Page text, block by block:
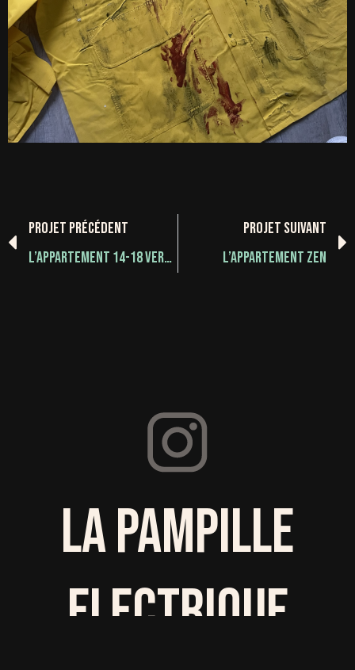
Précédent
PROJET PRÉCÉDENT
L’APPARTEMENT 14-18 VERDUN
PROJET SUIVANT
L’APPARTEMENT ZEN
LA PAMPILLE
ELECTRIQUE